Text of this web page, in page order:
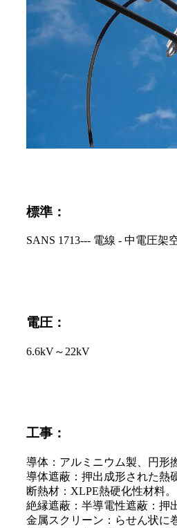
標準：
SANS 1713--- 電線 - 中電圧架
電圧：
6.6kV～22kV
工事：
導体：アルミニウム製、円形
導体遮蔽：押出成形された熱
断熱材：XLPE熱硬化性材料。
絶縁遮蔽：半導電性遮蔽：押
金属スクリーン：らせん状に